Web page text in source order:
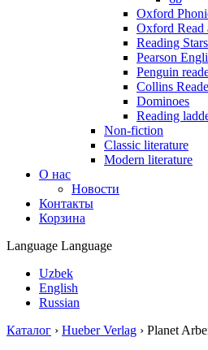
Oxford
Oxford Read
Reading Stars
Pearson
Penguin
Collins
Dominoes
Reading
Non-fiction
Classic literature
Modern literature
О нас
Новости
Контакты
Корзина
Language Language
Uzbek
English
Russian
Каталог › Hueber Verlag › Planet